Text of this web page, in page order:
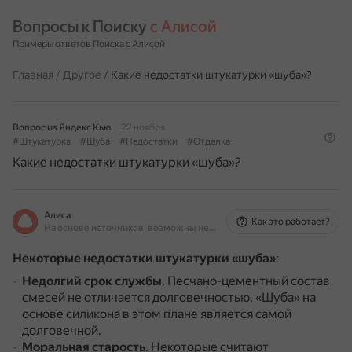
Вопросы к Поиску с Алисой
Примеры ответов Поиска с Алисой
Главная / Другое / Какие недостатки штукатурки «шуба»?
Вопрос из Яндекс Кью
22 ноября
#Штукатурка
#Шуба #Недостатки #Отделка
Какие недостатки штукатурки «шуба»?
Алиса
На основе источников, возможны неточности
Как это работает?
Некоторые недостатки штукатурки «шуба»:
Недолгий срок службы. Песчано-цементный состав
смесей не отличается долговечностью. «Шуба» на
основе силикона в этом плане является самой
долговечной.
Моральная старость. Некоторые считают